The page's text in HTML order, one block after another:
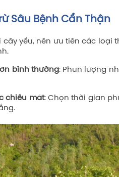
Sâu Bệnh Cẩn Thận
cây yếu, nên ưu tiên các
bình thường: Phun lượng
chiều mát: Chọn thời gian